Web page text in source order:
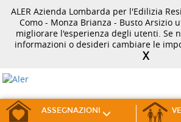
ALER Azienda Lombarda per l'Edilizia
Como - Monza Brianza - Busto Arsizio
migliorare l'esperienza degli utenti. Se
informazioni o desideri cambiare le
X
ASSEGNAZIONI